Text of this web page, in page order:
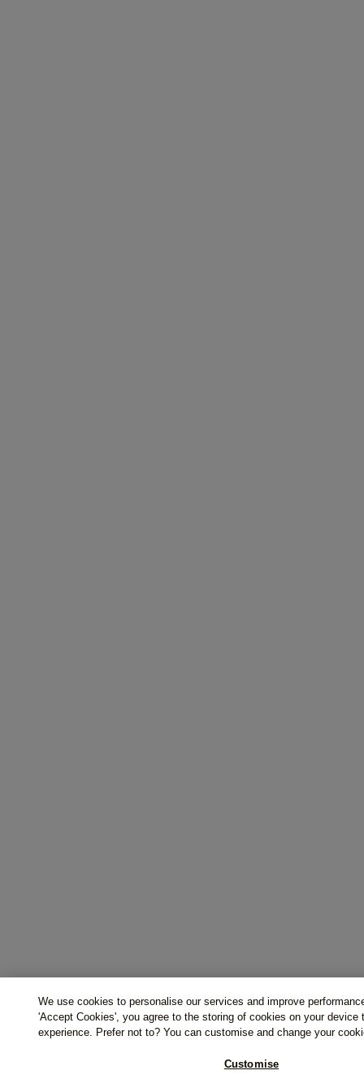
We use cookies to personalise our services and improve
'Accept Cookies', you agree to the storing of cookies on your device
experience. Prefer not to? You can customise and change your
Customise